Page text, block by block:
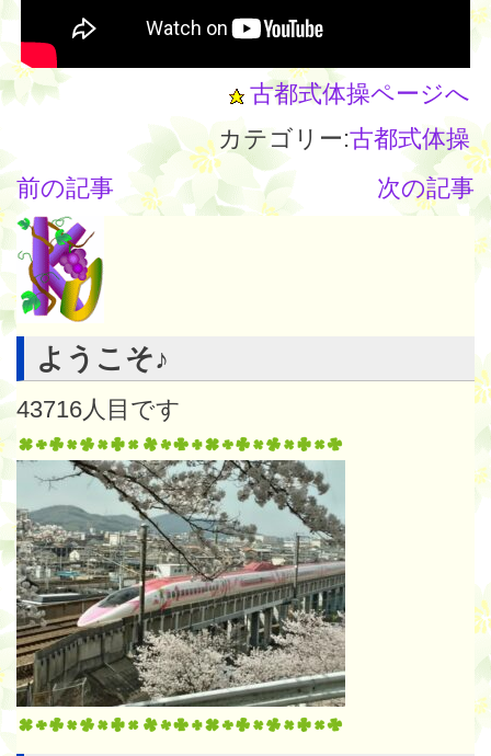
古都式体操ページへ
カテゴリー:古都式体操
前の記事
次の記事
ようこそ♪
43716人目です